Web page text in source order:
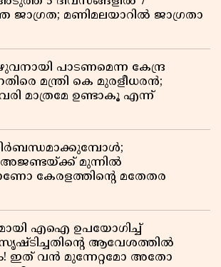
ജാഗ്രത; മണിമലയാറിൽ ജാഗ്രതാ
പാടണമെന്ന കേന്ദ്ര
മന്ത്രി കെ മുരളീധരൻ;
മാത്രമേ ഉണ്ടാകൂ എന്ന്
മുന്നിൽ
കേരളത്തിന്റെ മതേതര
എഐ ഉപയോഗിച്ച്
ആവേശത്തിൽ
ഇത് വൻ മുന്നേറ്റമോ അതോ